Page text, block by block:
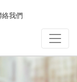
絡我們